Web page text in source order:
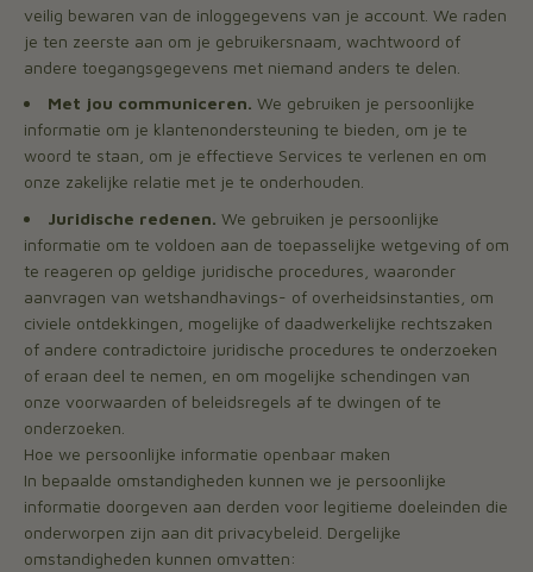
veilig bewaren van de inloggegevens van je account. We raden
je ten zeerste aan om je gebruikersnaam, wachtwoord of
andere toegangsgegevens met niemand anders te delen.
Met jou communiceren. We gebruiken je persoonlijke
informatie om je klantenondersteuning te bieden, om je te
woord te staan, om je effectieve Services te verlenen en om
onze zakelijke relatie met je te onderhouden.
Juridische redenen. We gebruiken je persoonlijke
informatie om te voldoen aan de toepasselijke wetgeving of om
te reageren op geldige juridische procedures, waaronder
aanvragen van wetshandhavings- of overheidsinstanties, om
civiele ontdekkingen, mogelijke of daadwerkelijke rechtszaken
of andere contradictoire juridische procedures te onderzoeken
of eraan deel te nemen, en om mogelijke schendingen van
onze voorwaarden of beleidsregels af te dwingen of te
onderzoeken.
Hoe we persoonlijke informatie openbaar maken
In bepaalde omstandigheden kunnen we je persoonlijke
informatie doorgeven aan derden voor legitieme doeleinden die
onderworpen zijn aan dit privacybeleid. Dergelijke
omstandigheden kunnen omvatten: